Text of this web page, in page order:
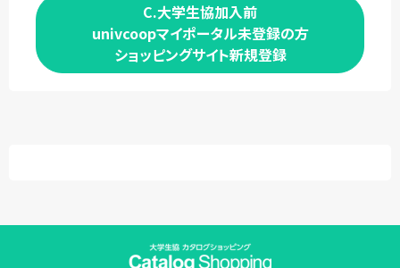
C.大学生協加入前
univcoopマイポータル未登録の方
ショッピングサイト新規登録